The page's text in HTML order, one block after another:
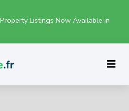
Listings Now Available in